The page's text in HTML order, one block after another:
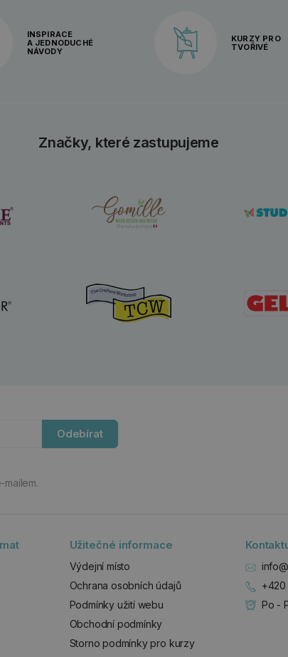
INSPIRACE
A JEDNODUCHÉ
NÁVODY
KURZY PRO
TVOŘIVÉ
Značky, které zastupujeme
Odebírat
Užitečné informace
Výdejní místo
Ochrana osobních údajů
Podmínky užití webu
Obchodní podmínky
Storno podmínky pro kurzy
+420
Po -